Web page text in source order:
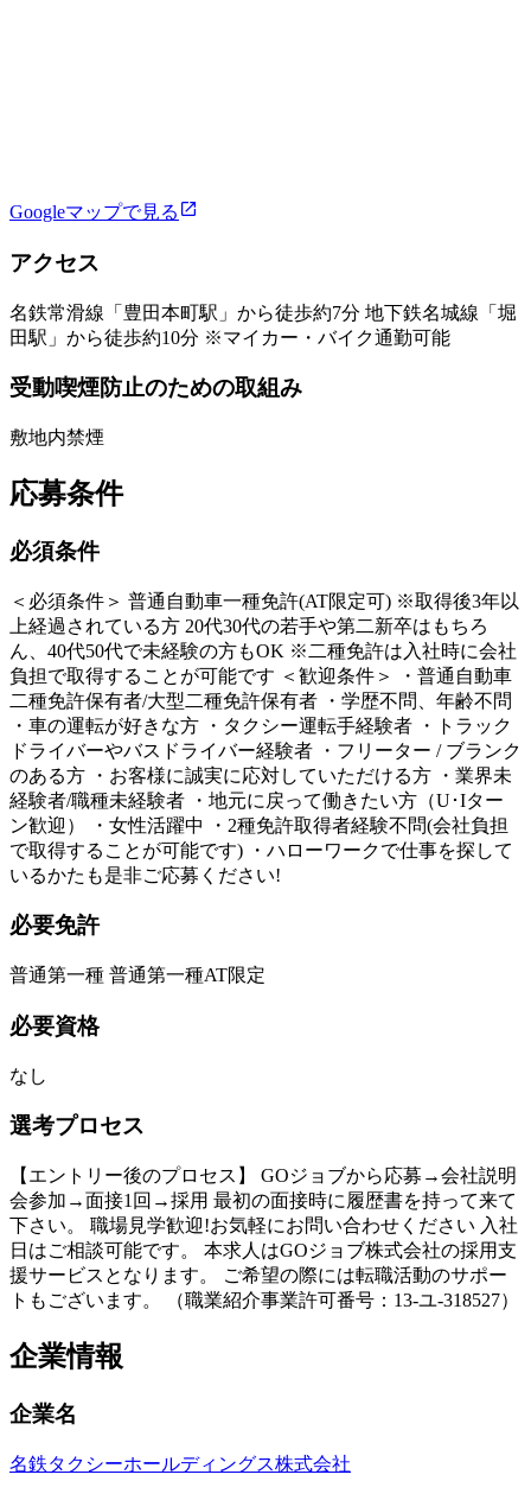
Googleマップで見る
アクセス
名鉄常滑線「豊田本町駅」から徒歩約7分 地下鉄名城線「堀
田駅」から徒歩約10分 ※マイカー・バイク通勤可能
受動喫煙防止のための取組み
敷地内禁煙
応募条件
必須条件
＜必須条件＞ 普通自動車一種免許(AT限定可) ※取得後3年以
上経過されている方 20代30代の若手や第二新卒はもちろ
ん、40代50代で未経験の方もOK ※二種免許は入社時に会社
負担で取得することが可能です ＜歓迎条件＞ ・普通自動車
二種免許保有者/大型二種免許保有者 ・学歴不問、年齢不問
・車の運転が好きな方 ・タクシー運転手経験者 ・トラック
ドライバーやバスドライバー経験者 ・フリーター / ブランク
のある方 ・お客様に誠実に応対していただける方 ・業界未
経験者/職種未経験者 ・地元に戻って働きたい方（U･Iター
ン歓迎） ・女性活躍中 ・2種免許取得者経験不問(会社負担
で取得することが可能です) ・ハローワークで仕事を探して
いるかたも是非ご応募ください!
必要免許
普通第一種 普通第一種AT限定
必要資格
なし
選考プロセス
【エントリー後のプロセス】 GOジョブから応募→会社説明
会参加→面接1回→採用 最初の面接時に履歴書を持って来て
下さい。 職場見学歓迎!お気軽にお問い合わせください 入社
日はご相談可能です。 本求人はGOジョブ株式会社の採用支
援サービスとなります。 ご希望の際には転職活動のサポー
トもございます。 （職業紹介事業許可番号：13-ユ-318527）
企業情報
企業名
名鉄タクシーホールディングス株式会社